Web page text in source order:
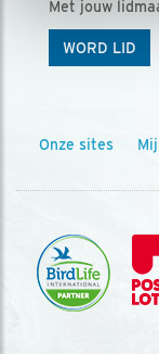
Met jouw
WORD LID
Onze sites